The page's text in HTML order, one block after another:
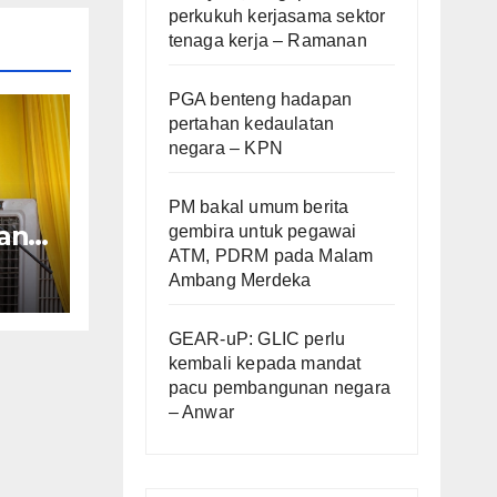
perkukuh kerjasama sektor
tenaga kerja – Ramanan
PGA benteng hadapan
pertahan kedaulatan
negara – KPN
PM bakal umum berita
gembira untuk pegawai
ATM, PDRM pada Malam
Ambang Merdeka
GEAR-uP: GLIC perlu
kembali kepada mandat
pacu pembangunan negara
– Anwar